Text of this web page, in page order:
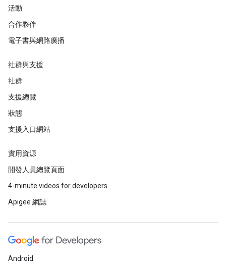
活動
合作夥伴
電子書與網路廣播
社群與支援
社群
支援總覽
狀態
支援入口網站
實用資源
開發人員總覽頁面
4-minute videos for developers
Apigee 網誌
Android